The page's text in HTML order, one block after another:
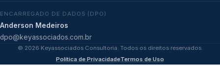
ENCARREGADO DE DADOS (DPO)
Anderson Medeiros
dpo@keyassociados.com.br
© 2026 Keyassociados Consultoria. Todos os direitos reservados.
Política de PrivacidadeTermos de Uso